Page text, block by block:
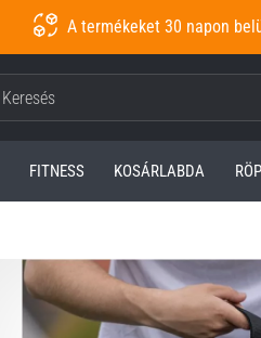
A termékeket 30 napon
FITNESS KOSÁRLABDA